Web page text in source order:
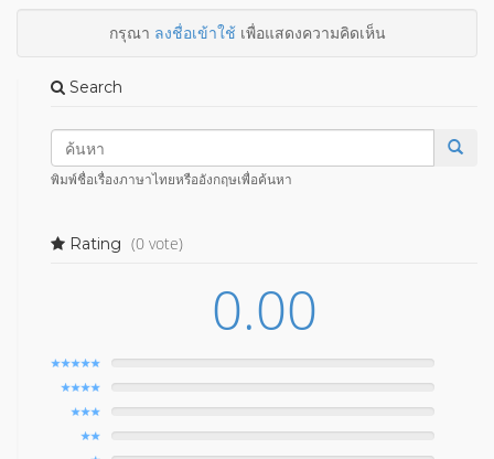
กรุณา ลงชื่อเข้าใช้เพื่อแสดงความคิดเห็น
Search
พิมพ์ชื่อเรื่องภาษาไทยหรืออังกฤษเพื่อค้นหา
Rating (0 vote)
0.00